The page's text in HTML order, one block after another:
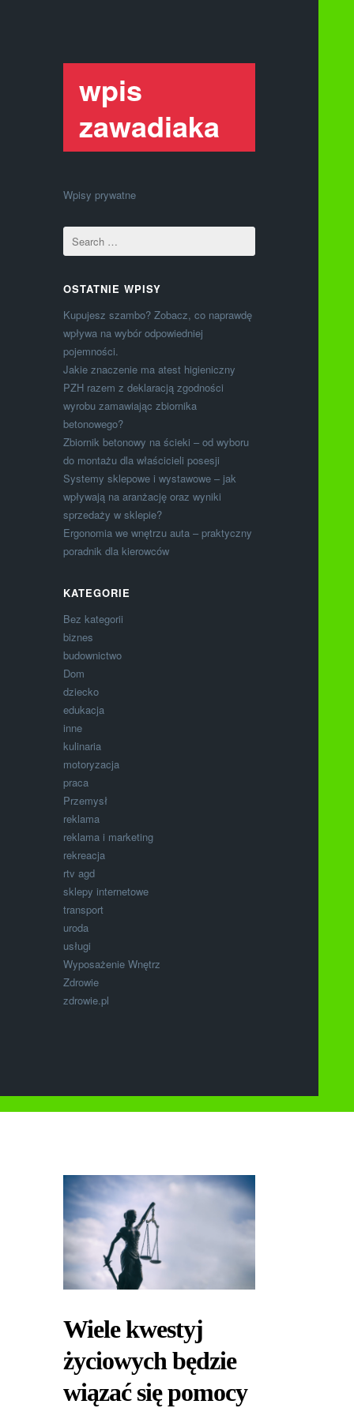
wpis
zawadiaka
Wpisy prywatne
OSTATNIE WPISY
Kupujesz szambo? Zobacz, co naprawdę
wpływa na wybór odpowiedniej
pojemności.
Jakie znaczenie ma atest higieniczny
PZH razem z deklaracją zgodności
wyrobu zamawiając zbiornika
betonowego?
Zbiornik betonowy na ścieki – od wyboru
do montażu dla właścicieli posesji
Systemy sklepowe i wystawowe – jak
wpływają na aranżację oraz wyniki
sprzedaży w sklepie?
Ergonomia we wnętrzu auta – praktyczny
poradnik dla kierowców
KATEGORIE
Bez kategorii
biznes
budownictwo
Dom
dziecko
edukacja
inne
kulinaria
motoryzacja
praca
Przemysł
reklama
reklama i marketing
rekreacja
rtv agd
sklepy internetowe
transport
uroda
usługi
Wyposażenie Wnętrz
Zdrowie
zdrowie.pl
Wiele kwestyj
życiowych będzie
wiązać się pomocy